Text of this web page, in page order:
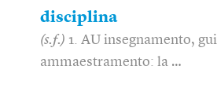
disciplina
(s.f.) 1. AU insegnamento,
ammaestramento: la …